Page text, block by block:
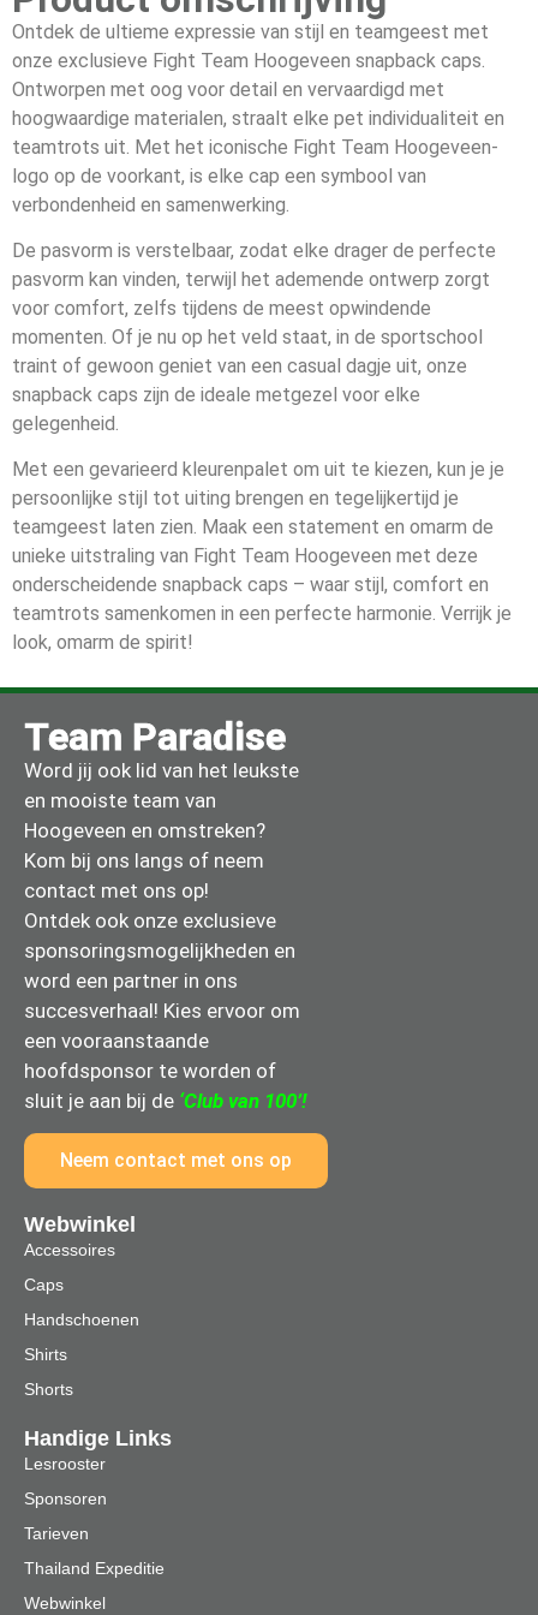
Ontdek de ultieme expressie van stijl en teamgeest met
onze exclusieve Fight Team Hoogeveen snapback caps.
Ontworpen met oog voor detail en vervaardigd met
hoogwaardige materialen, straalt elke pet individualiteit en
teamtrots uit. Met het iconische Fight Team Hoogeveen-
logo op de voorkant, is elke cap een symbool van
verbondenheid en samenwerking.
De pasvorm is verstelbaar, zodat elke drager de perfecte
pasvorm kan vinden, terwijl het ademende ontwerp zorgt
voor comfort, zelfs tijdens de meest opwindende
momenten. Of je nu op het veld staat, in de sportschool
traint of gewoon geniet van een casual dagje uit, onze
snapback caps zijn de ideale metgezel voor elke
gelegenheid.
Met een gevarieerd kleurenpalet om uit te kiezen, kun je je
persoonlijke stijl tot uiting brengen en tegelijkertijd je
teamgeest laten zien. Maak een statement en omarm de
unieke uitstraling van Fight Team Hoogeveen met deze
onderscheidende snapback caps – waar stijl, comfort en
teamtrots samenkomen in een perfecte harmonie. Verrijk je
look, omarm de spirit!
Team Paradise
Word jij ook lid van het leukste
en mooiste team van
Hoogeveen en omstreken?
Kom bij ons langs of neem
contact met ons op!
Ontdek ook onze exclusieve
sponsoringsmogelijkheden en
word een partner in ons
succesverhaal! Kies ervoor om
een vooraanstaande
hoofdsponsor te worden of
sluit je aan bij de ‘Club van 100’!
Neem contact met ons op
Webwinkel
Accessoires
Caps
Handschoenen
Shirts
Shorts
Handige Links
Lesrooster
Sponsoren
Tarieven
Thailand Expeditie
Webwinkel